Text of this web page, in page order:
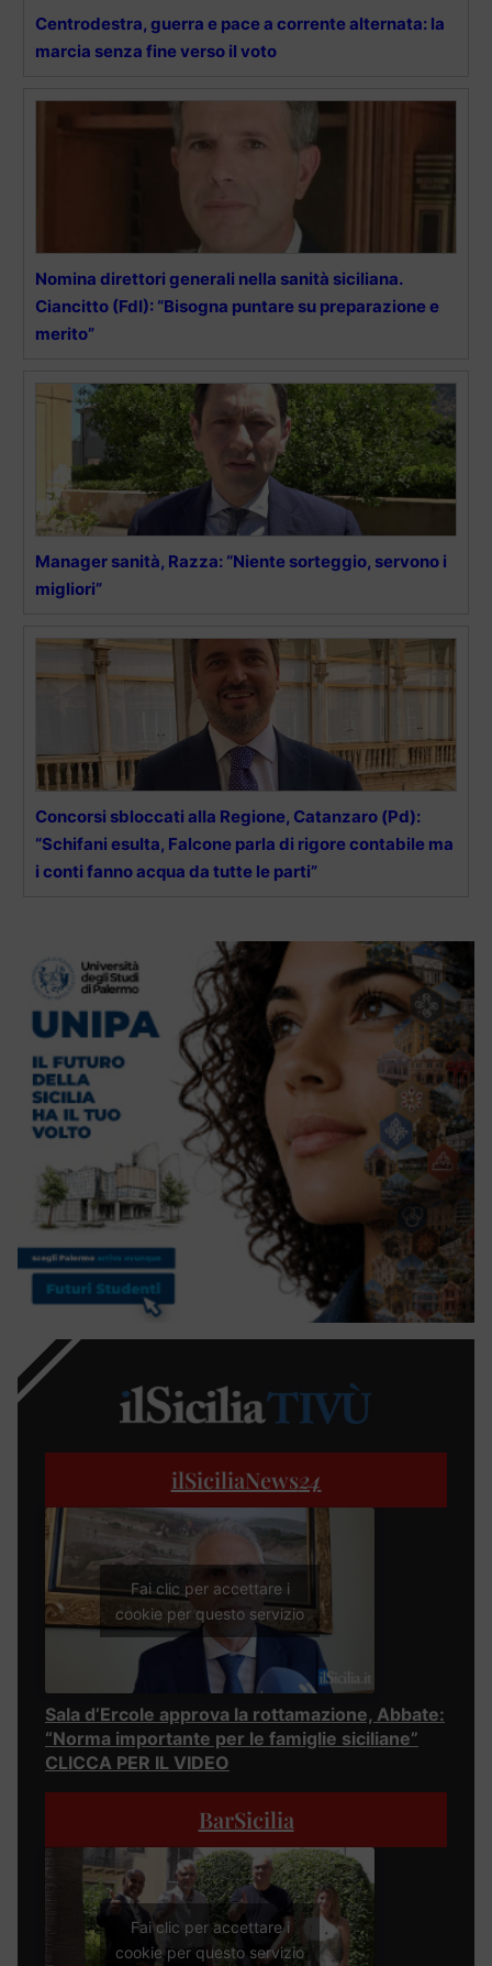
Centrodestra, guerra e pace a corrente alternata: la
marcia senza fine verso il voto
Nomina direttori generali nella sanità siciliana.
Ciancitto (FdI): “Bisogna puntare su preparazione e
merito”
Manager sanità, Razza: “Niente sorteggio, servono i
migliori”
Concorsi sbloccati alla Regione, Catanzaro (Pd):
“Schifani esulta, Falcone parla di rigore contabile ma
i conti fanno acqua da tutte le parti”
ilSiciliaNews24
Fai clic per accettare i
cookie per questo servizio
Sala d’Ercole approva la rottamazione, Abbate:
“Norma importante per le famiglie siciliane”
CLICCA PER IL VIDEO
BarSicilia
Fai clic per accettare i
cookie per questo servizio